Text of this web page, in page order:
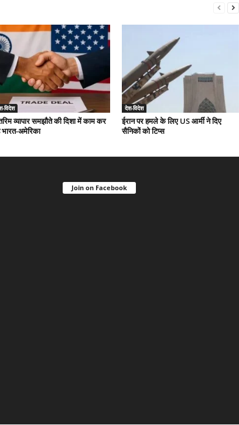
विदेश
व्यापार समझौते की दिशा में काम कर
अमेरिका
देश-विदेश
ईरान पर हमले के लिए US आर्मी ने दिए
सैनिकों को टिप्स
Join on Facebook